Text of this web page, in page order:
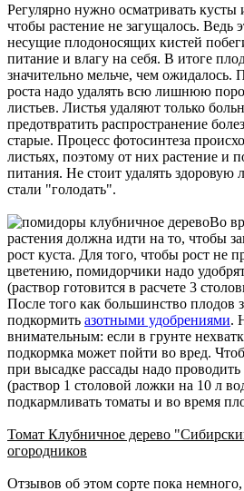
Регулярно нужно осматривать кусты
чтобы растение не загущалось. Ведь
несущие плодоносящих кистей
питание и влагу на себя. В итоге
значительно мельче, чем ожидалось.
роста надо удалять всю лишнюю
листьев. Листья удаляют только
предотвратить распространение
старые. Процесс фотосинтеза
листьях, поэтому от них растение и
питания. Не стоит удалять здоровую
стали "голодать".
Во
растения должна идти на то, чтобы
рост куста. Для того, чтобы рост не
цветению, помидорчики надо
(раствор готовится в расчете 3
После того как большинство плодов
подкормить азотными удобрениями.
внимательным: если в грунте
подкормка может пойти во вред.
при высадке рассады надо
(раствор 1 столовой ложки на 10 л
подкармливать томаты и во время
Томат Клубничное дерево
огородников
Отзывов об этом сорте пока